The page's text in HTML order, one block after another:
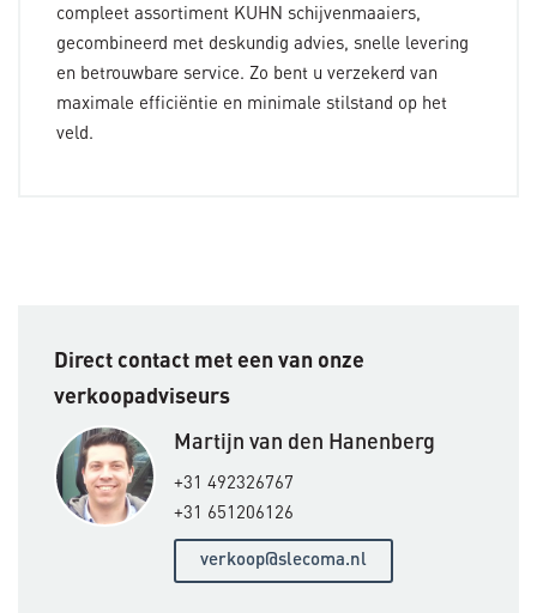
compleet assortiment KUHN schijvenmaaiers,
gecombineerd met deskundig advies, snelle levering
en betrouwbare service. Zo bent u verzekerd van
maximale efficiëntie en minimale stilstand op het
veld.
Direct contact met een van onze
verkoopadviseurs
Martijn van den Hanenberg
+31 492326767
+31 651206126
verkoop@slecoma.nl